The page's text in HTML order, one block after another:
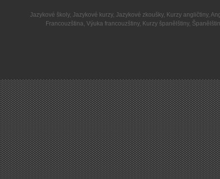
Jazykové školy, Jazykové kurzy, Jazykové zkoušky, Kurzy angličtiny,
Francouzština,Výuka francouzštiny, Kurzy španělštiny,